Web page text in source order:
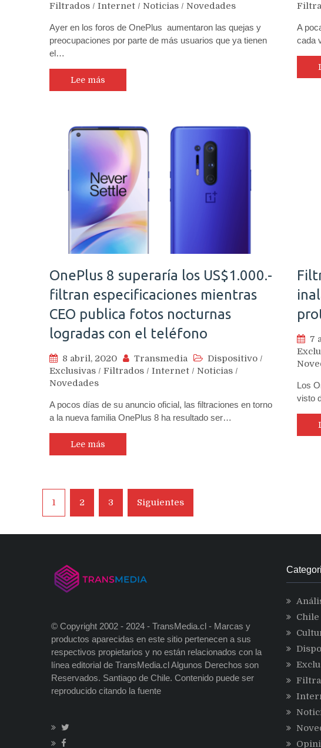
Filtrados / Internet / Noticias / Novedades
Ayer en los foros de OnePlus aumentaron las quejas y
preocupaciones por parte de más usuarios que ya tienen
el…
Lee más
A
cada
OnePlus 8 superaría los US$1.000.-
filtran especificaciones mientras
CEO publica fotos nocturnas
logradas con el teléfono
8 abril, 2020 Transmedia Dispositivo /
Exclusivas / Filtrados / Internet / Noticias /
Novedades
A pocos días de su anuncio oficial, las filtraciones en torno
a la nueva familia OnePlus 8 ha resultado ser…
Lee más
7
Los
visto
Navegación
de
entradas
1 2 3 Siguientes
© Copyright 2002 - 2024 - TransMedia.cl - Marcas y
productos aparecidas en este sitio pertenecen a sus
respectivos propietarios y no están relacionados con la
línea editorial de TransMedia.cl Algunos Derechos son
Reservados. Santiago de Chile. Contenido puede ser
reproducido citando la fuente
Chile